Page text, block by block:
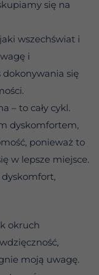
się na
wszechświat i
i
dokonywania się
– to cały cykl.
dyskomfortem,
ponieważ to
w lepsze miejsce.
okruch
moją uwagę.